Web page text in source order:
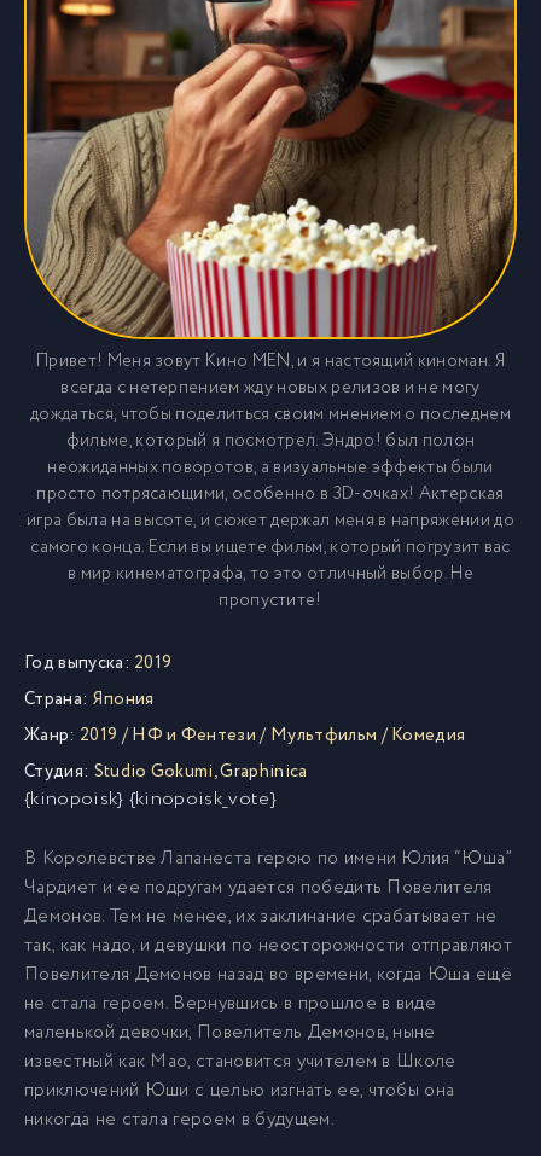
Привет! Меня зовут Кино MEN, и я настоящий киноман. Я
всегда с нетерпением жду новых релизов и не могу
дождаться, чтобы поделиться своим мнением о последнем
фильме, который я посмотрел. Эндро! был полон
неожиданных поворотов, а визуальные эффекты были
просто потрясающими, особенно в 3D-очках! Актерская
игра была на высоте, и сюжет держал меня в напряжении до
самого конца. Если вы ищете фильм, который погрузит вас
в мир кинематографа, то это отличный выбор. Не
пропустите!
Год выпуска: 2019
Страна: Япония
Жанр: 2019 /НФ и Фентези/ Мультфильм /Комедия
Студия: Studio Gokumi,Graphinica
{kinopoisk} {kinopoisk_vote}
В Королевстве Лапанеста герою по имени Юлия “Юша”
Чардиет и ее подругам удается победить Повелителя
Демонов. Тем не менее, их заклинание срабатывает не
так, как надо, и девушки по неосторожности отправляют
Повелителя Демонов назад во времени, когда Юша ещё
не стала героем. Вернувшись в прошлое в виде
маленькой девочки, Повелитель Демонов, ныне
известный как Мао, становится учителем в Школе
приключений Юши с целью изгнать ее, чтобы она
никогда не стала героем в будущем.